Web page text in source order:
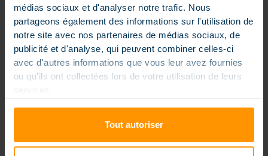
médias sociaux et d'analyser notre trafic. Nous
partageons également des informations sur l'utilisation de
notre site avec nos partenaires de médias sociaux, de
publicité et d'analyse, qui peuvent combiner celles-ci
avec d'autres informations que vous leur avez fournies
ou qu'ils ont collectées lors de votre utilisation de leurs
services.
Tout autoriser